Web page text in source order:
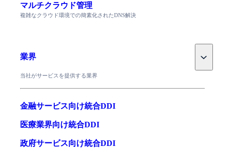
マルチクラウド管理
複雑なクラウド環境での簡素化されたDNS解決
業界
当社がサービスを提供する業界
金融サービス向け統合DDI
医療業界向け統合DDI
政府サービス向け統合DDI